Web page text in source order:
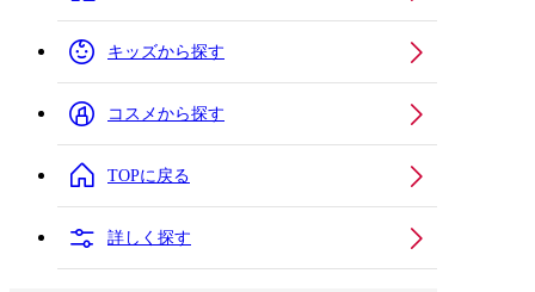
キッズから探す
コスメから探す
TOPに戻る
詳しく探す